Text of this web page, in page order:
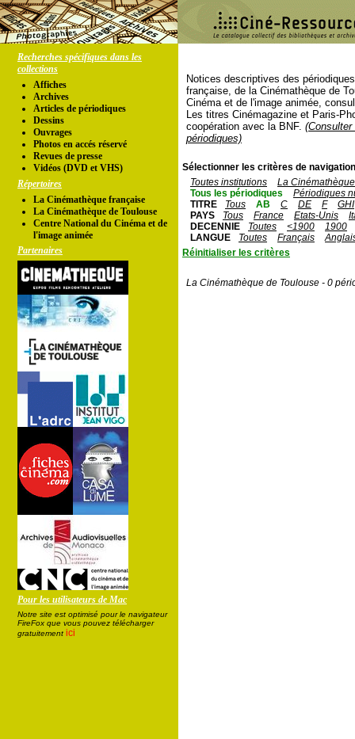
Recherches spécifiques dans les
collections
Affiches
Archives
Articles de périodiques
Dessins
Ouvrages
Photos en accés réservé
Revues de presse
Vidéos (DVD et VHS)
Répertoires
La Cinémathèque française
La Cinémathèque de Toulouse
Centre National du Cinéma et de
l'image animée
Partenaires
Pour les utilisateurs de Mac
Notre site est optimisé pour le navigateur
FireFox que vous pouvez télécharger
gratuitement ici
Notices descriptives des
française, de la Cinémathèque de
Cinéma et de l'image animée,
Les titres Cinémagazine et Paris-
coopération avec la BNF.
périodiques)
Sélectionner les critères de
Toutes institutions
La
Tous les périodiques
Périodiques
TITRE
Tous AB C DE F
GHI
PAYS
Tous France Etats-Unis
DECENNIE
Toutes <1900
1900
LANGUE
Toutes Français
Réinitialiser les critères
La Cinémathèque de Toulouse - 0